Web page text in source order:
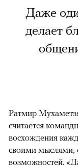
Даже
делает
Ратмир
считается
восхождения
своими мыслями,
возможностей.